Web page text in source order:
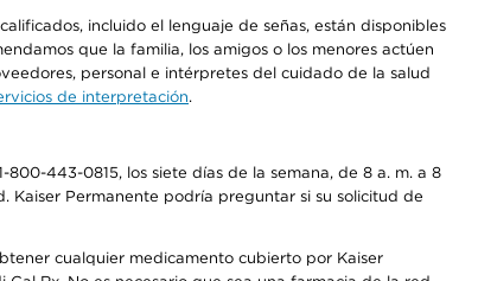
incluido el lenguaje de señas, están disponibles
que la familia, los amigos o los menores actúen
personal e intérpretes del cuidado de la salud
de interpretación.
443-0815, los siete días de la semana, de 8 a. m. a 8
Kaiser Permanente podría preguntar si su solicitud de
cualquier medicamento cubierto por Kaiser